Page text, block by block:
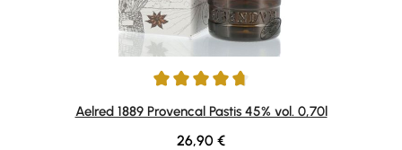
Durchschnittliche Bewertung von 4.83 von 5 Sternen
Aelred 1889 Provencal Pastis 45% vol. 0,70l
Regulärer Preis:
26,90 €